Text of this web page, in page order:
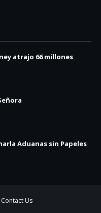
atrajo 66 millones
Aduanas sin Papeles
Contact Us